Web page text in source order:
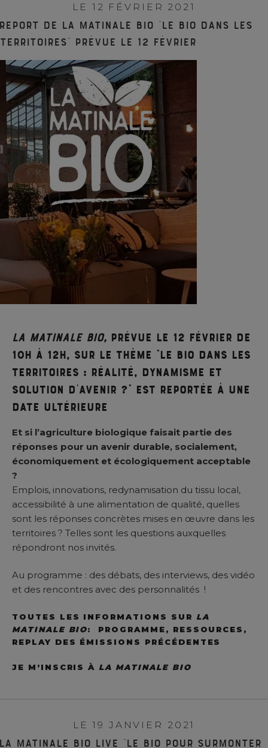
LE 12 FÉVRIER 2021
de La matinale BIO “Le bio dans les
territoires” prévue le 12 février
La matinale BIO, prévue le 12 février de
10h à 12h, sur le thème “Le bio dans les
territoires : réalité, dynamisme et
solution d’avenir ?” est reportée à une
date ultérieure
Et si l’agriculture biologique faisait partie des
réponses pour un avenir durable, socialement,
économiquement et écologiquement acceptable
?
Emplois, innovations, redynamisation du tissu local,
accessibilité à une alimentation de qualité, quelles
sont les réponses concrètes mises en œuvre dans les
territoires ? Telles sont les questions auxquelles
répondront nos invités.
Au programme : des débats, des interviews, des vidéo
et des rencontres avec des personnalités !
TOUTES LES INFORMATIONS SUR LA
MATINALE BIO: PROGRAMME, RESSOURCES,
REPLAY DES ÉMISSIONS PRÉCÉDENTES
JE M’INSCRIS À LA MATINALE BIO
LE 19 JANVIER 2021
matinale BIO live “Le bio pour surmonter